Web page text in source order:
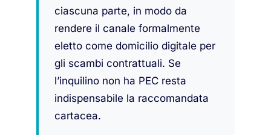
ciascuna parte, in modo da
rendere il canale formalmente
eletto come domicilio digitale per
gli scambi contrattuali. Se
l’inquilino non ha PEC resta
indispensabile la raccomandata
cartacea.